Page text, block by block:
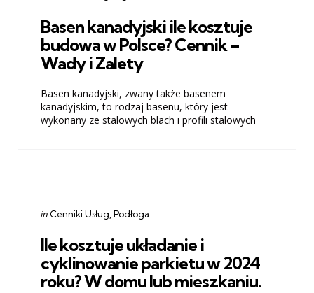
Basen kanadyjski ile kosztuje
budowa w Polsce? Cennik –
Wady i Zalety
Basen kanadyjski, zwany także basenem
kanadyjskim, to rodzaj basenu, który jest
wykonany ze stalowych blach i profili stalowych
Categories
Posted
in Cenniki Usług Podłoga
Ile kosztuje układanie i
cyklinowanie parkietu w 2024
roku? W domu lub mieszkaniu.